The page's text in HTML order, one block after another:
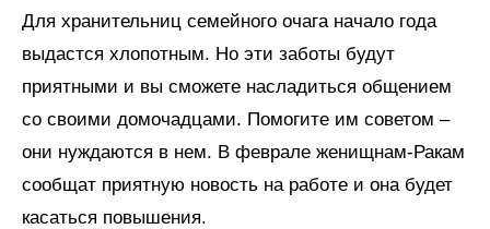
Для хранительниц семейного очага начало года
выдастся хлопотным. Но эти заботы будут
приятными и вы сможете насладиться общением
со своими домочадцами. Помогите им советом –
они нуждаются в нем. В феврале женищнам-Ракам
сообщат приятную новость на работе и она будет
касаться повышения.